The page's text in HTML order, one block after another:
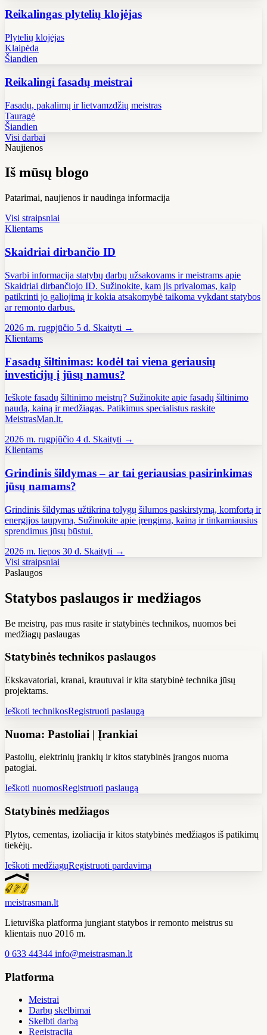
Reikalingas plytelių klojėjas
Plytelių klojėjas
Klaipėda
Šiandien
Reikalingi fasadų meistrai
Fasadų, pakalimų ir lietvamzdžių meistras
Tauragė
Šiandien
Visi darbai
Naujienos
Iš mūsų blogo
Patarimai, naujienos ir naudinga informacija
Visi straipsniai
Klientams
Skaidriai dirbančio ID
Svarbi informacija statybų darbų užsakovams ir meistrams apie
Skaidriai dirbančiojo ID. Sužinokite, kam jis privalomas, kaip
patikrinti jo galiojimą ir kokia atsakomybė taikoma vykdant statybos
ar remonto darbus.
2026 m. rugpjūčio 5 d. Skaityti →
Klientams
Fasadų šiltinimas: kodėl tai viena geriausių
investicijų į jūsų namus?
Ieškote fasadų šiltinimo meistrų? Sužinokite apie fasadų šiltinimo
naudą, kainą ir medžiagas. Patikimus specialistus raskite
MeistrasMan.lt.
2026 m. rugpjūčio 4 d. Skaityti →
Klientams
Grindinis šildymas – ar tai geriausias pasirinkimas
jūsų namams?
Grindinis šildymas užtikrina tolygų šilumos paskirstymą, komfortą ir
energijos taupymą. Sužinokite apie įrengimą, kainą ir tinkamiausius
sprendimus jūsų būstui.
2026 m. liepos 30 d. Skaityti →
Visi straipsniai
Paslaugos
Statybos paslaugos ir medžiagos
Be meistrų, pas mus rasite ir statybinės technikos, nuomos bei
medžiagų paslaugas
Statybinės technikos paslaugos
Ekskavatoriai, kranai, krautuvai ir kita statybinė technika jūsų
projektams.
Ieškoti technikosRegistruoti paslaugą
Nuoma: Pastoliai | Įrankiai
Pastolių, elektrinių įrankių ir kitos statybinės įrangos nuoma
patogiai.
Ieškoti nuomosRegistruoti paslaugą
Statybinės medžiagos
Plytos, cementas, izoliacija ir kitos statybinės medžiagos iš patikimų
tiekėjų.
Ieškoti medžiagųRegistruoti pardavimą
meistrasman.lt
Lietuviška platforma jungiant statybos ir remonto meistrus su
klientais nuo 2016 m.
0 633 44344 info@meistrasman.lt
Platforma
Meistrai
Darbų skelbimai
Skelbti darbą
Registracija